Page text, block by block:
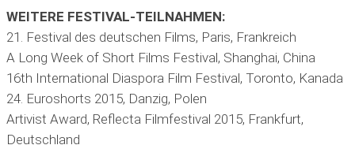
WEITERE FESTIVAL-TEILNAHMEN:
21. Festival des deutschen Films, Paris, Frankreich
A Long Week of Short Films Festival, Shanghai, China
16th International Diaspora Film Festival, Toronto, Kanada
24. Euroshorts 2015, Danzig, Polen
Artivist Award, Reflecta Filmfestival 2015, Frankfurt,
Deutschland